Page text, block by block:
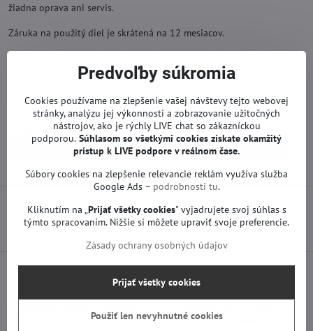
žiadna oprava ani servis.
Záruka na použitý diel je skrátená na 12 mesiacov.
odporúčame poriadne skontrolovať akékoľvek rozdiely s Vašou
pomôžeme.
Viac z kategórie
Náhradné diely | Samsung TV Zdroje | Samsung TV
Predchádzajúci produkt Nasledujúci produkt
ihneď a zadarmo nad 60 € zadarmo
Predvoľby súkromia
Cookies používame na zlepšenie vašej návštevy tejto webovej
stránky, analýzu jej výkonnosti a zobrazovanie užitočných
nástrojov, ako je rýchly LIVE chat so zákazníckou
podporou. Súhlasom so všetkými cookies získate okamžitý
prístup k LIVE podpore v reálnom čase.
Súbory cookies na zlepšenie relevancie reklám využíva služba
Google Ads – podrobnosti tu.
Kliknutím na „ Prijať všetky cookies" vyjadrujete svoj súhlas s
týmto spracovaním. Nižšie si môžete upraviť svoje preferencie.
Zásady ochrany osobných údajov
Prijať všetky cookies
Použiť len nevyhnutné cookies